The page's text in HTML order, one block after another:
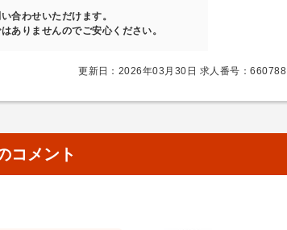
合わせいただけます。
ありませんのでご安心ください。
更新日：2026年03月30日 求人番号：660788
コメント